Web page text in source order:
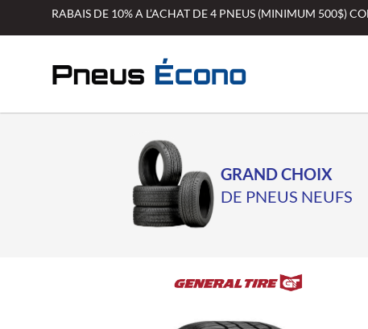
RABAIS DE 10% A L’ACHAT DE 4 PNEUS (MINIMUM 500$)
GRAND CHOIX
DE PNEUS NEUFS